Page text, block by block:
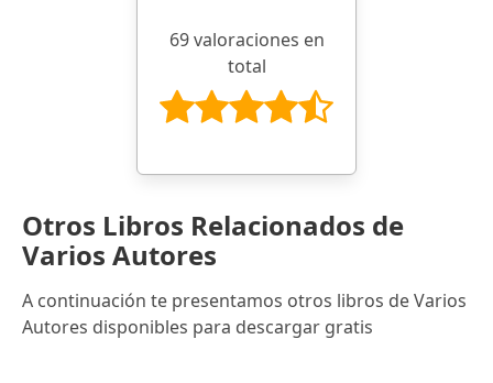
69 valoraciones en
total
Otros Libros Relacionados de
Varios Autores
A continuación te presentamos otros libros de Varios
Autores disponibles para descargar gratis